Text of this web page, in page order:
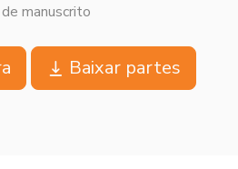
manuscrito
Baixar partes